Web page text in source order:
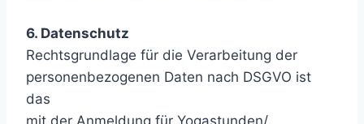
6. Datenschutz
Rechtsgrundlage für die Verarbeitung der
personenbezogenen Daten nach DSGVO ist
das
mit der Anmeldung für Yogastunden/